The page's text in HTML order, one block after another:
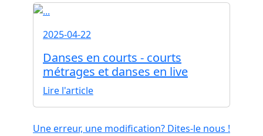
2025-04-22
Danses en courts - courts
métrages et danses en live
Lire l'article
Une erreur, une modification? Dites-le nous !